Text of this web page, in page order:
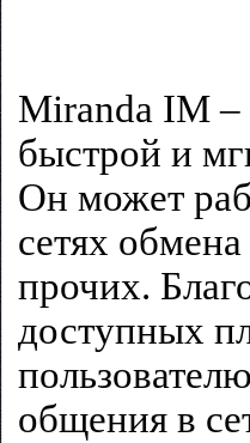
Miranda IM –
быстрой и
Он может
сетях
прочих.
доступных
общения в